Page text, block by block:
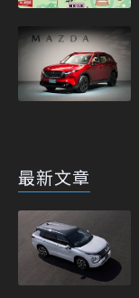
最新文章